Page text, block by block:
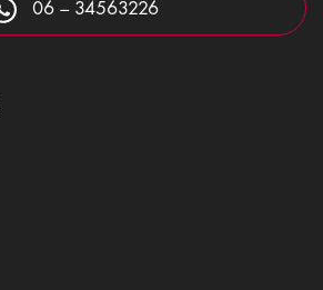
06 – 34563226